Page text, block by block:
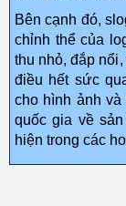
Bên cạnh đó,
chỉnh thể của
thu nhỏ, đắp
điều hết sức
cho hình ảnh
quốc gia về
hiện trong các